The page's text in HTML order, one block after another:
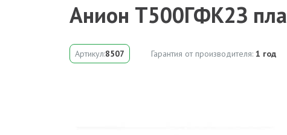
Анион Т500ГФК2З
Артикул:8507 Гарантия от производителя: 1 год